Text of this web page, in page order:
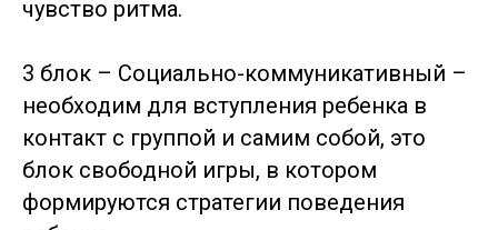
чувство ритма.
3 блок – Социально-коммуникативный –
необходим для вступления ребенка в
контакт с группой и самим собой, это
блок свободной игры, в котором
формируются стратегии поведения